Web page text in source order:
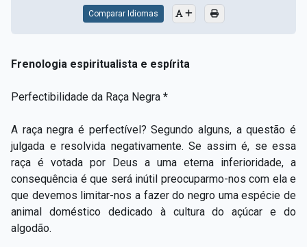
Comparar Idiomas
Frenologia espiritualista e espírita
Perfectibilidade da Raça Negra *
A raça negra é perfectível? Segundo alguns, a questão é
julgada e resolvida negativamente. Se assim é, se essa
raça é votada por Deus a uma eterna inferioridade, a
consequência é que será inútil preocuparmo-nos com ela e
que devemos limitar-nos a fazer do negro uma espécie de
animal doméstico dedicado à cultura do açúcar e do
algodão.